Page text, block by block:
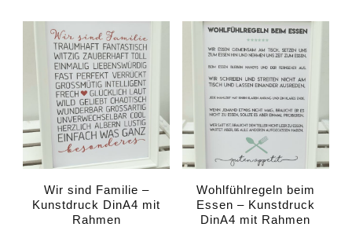
Wir sind Familie –
Kunstdruck DinA4 mit
Rahmen
Wohlfühlregeln beim
Essen – Kunstdruck
DinA4 mit Rahmen